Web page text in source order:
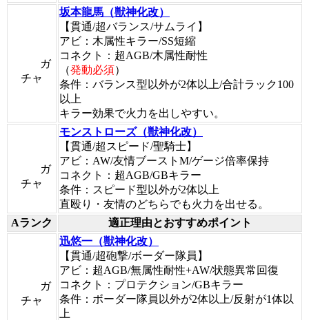
ガ
チャ
坂本龍馬（獣神化改）
【貫通/超バランス/サムライ】
アビ：木属性キラー/SS短縮
コネクト：超AGB/木属性耐性
（発動必須）
条件：バランス型以外が2体以上/合計ラック100
以上
キラー効果で火力を出しやすい。
ガ
チャ
モンストローズ（獣神化改）
【貫通/超スピード/聖騎士】
アビ：AW/友情ブーストM/ゲージ倍率保持
コネクト：超AGB/GBキラー
条件：スピード型以外が2体以上
直殴り・友情のどちらでも火力を出せる。
Aランク
適正理由とおすすめポイント
ガ
チャ
迅悠一（獣神化改）
【貫通/超砲撃/ボーダー隊員】
アビ：超AGB/無属性耐性+AW/状態異常回復
コネクト：プロテクション/GBキラー
条件：ボーダー隊員以外が2体以上/反射が1体以
上